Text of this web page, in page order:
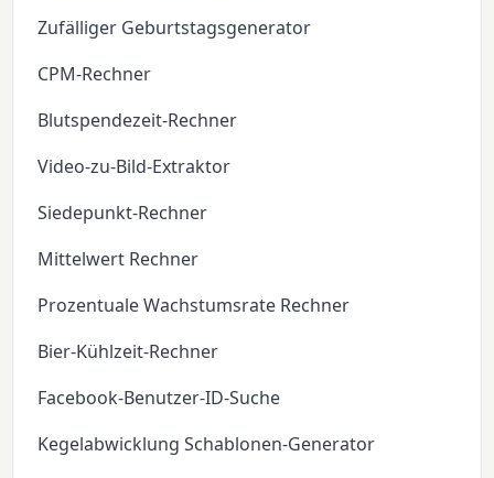
Zufälliger Geburtstagsgenerator
CPM-Rechner
Blutspendezeit-Rechner
Video-zu-Bild-Extraktor
Siedepunkt-Rechner
Mittelwert Rechner
Prozentuale Wachstumsrate Rechner
Bier-Kühlzeit-Rechner
Facebook-Benutzer-ID-Suche
Kegelabwicklung Schablonen-Generator